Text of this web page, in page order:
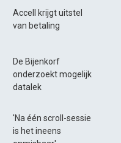
Accell krijgt uitstel
van betaling
De Bijenkorf
onderzoekt mogelijk
datalek
'Na één scroll-sessie
is het ineens